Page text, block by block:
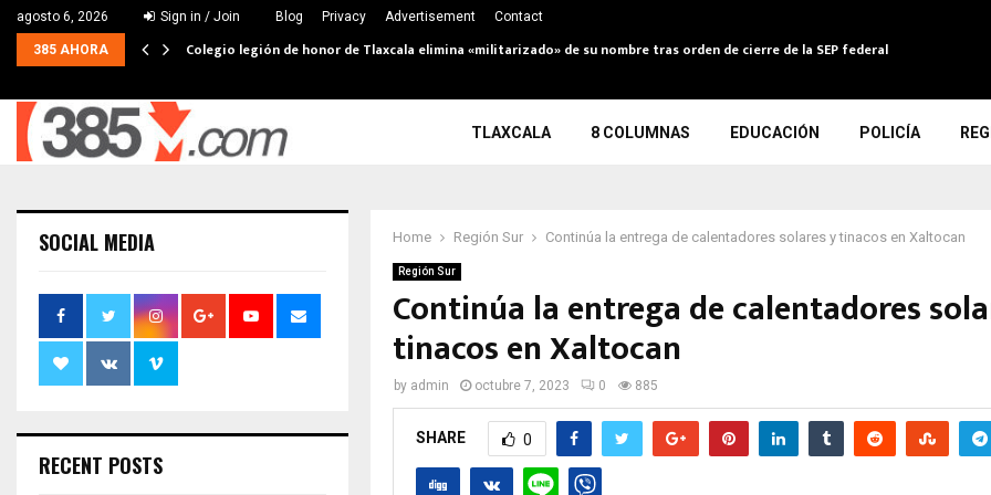
agosto 6, 2026 Sign in / Join Blog Privacy Advertisement Contact
385 AHORA Colegio legión de honor de Tlaxcala elimina «militarizado» de su nombre tras orden de cierre de la SEP federal
TLAXCALA 8 COLUMNAS EDUCACIÓN POLICÍA
Home Región Sur Continúa la entrega de calentadores solares y tinacos en Xaltocan
Región Sur
Continúa la entrega de calentadores
tinacos en Xaltocan
by admin octubre 7, 2023 0 885
SHARE 0
SOCIAL MEDIA
RECENT POSTS